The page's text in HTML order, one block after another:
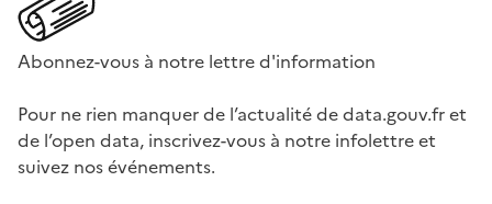
Abonnez-vous à notre lettre d'information
Pour ne rien manquer de l’actualité de data.gouv.fr et
de l’open data, inscrivez-vous à notre infolettre et
suivez nos événements.